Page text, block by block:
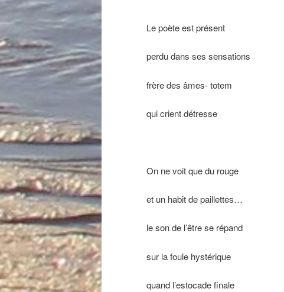
Le poète est présent
perdu dans ses sensations
frère des âmes- totem
qui crient détresse
On ne voit que du rouge
et un habit de paillettes…
le son de l’être se répand
sur la foule hystérique
quand l’estocade finale